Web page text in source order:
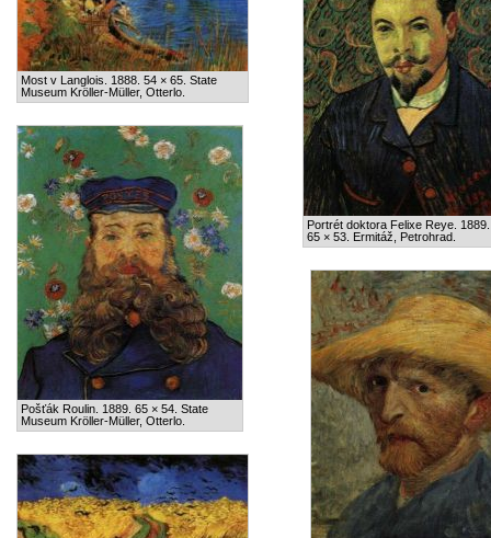
Most v Langlois. 1888. 54 × 65. State
Museum Kröller-Müller, Otterlo.
Portrét doktora Felixe Reye. 1889.
65 × 53. Ermitáž, Petrohrad.
Pošťák Roulin. 1889. 65 × 54. State
Museum Kröller-Müller, Otterlo.